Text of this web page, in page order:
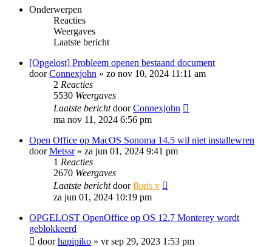
Onderwerpen
Reacties
Weergaves
Laatste bericht
[Opgelost] Probleem openen bestaand document
doorConnexjohn » zo nov 10, 2024 11:11 am
2 Reacties
5530 Weergaves
Laatste berichtdoorConnexjohn
ma nov 11, 2024 6:56 pm
Open Office op MacOS Sonoma 14.5 wil niet installewren
doorMetssr» za jun 01, 2024 9:41 pm
1 Reacties
2670 Weergaves
Laatste berichtdoorfloris v
za jun 01, 2024 10:19 pm
OPGELOST OpenOffice op OS 12.7 Monterey wordt
geblokkeerd
doorhapipiko » vr sep 29, 2023 1:53 pm